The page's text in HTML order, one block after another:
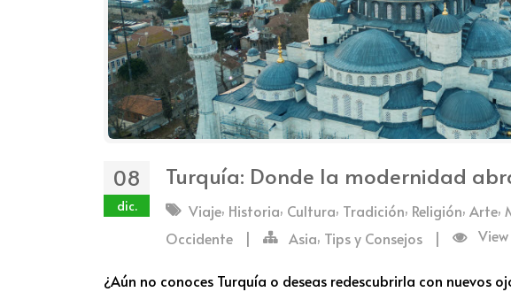
08
dic.
Turquía: Donde la modernidad
Viaje, Historia, Cultura, Tradición, Religión, Arte,
Occidente
| Asia, Tips y Consejos |
¿Aún no conoces Turquía o deseas redescubrirla con nuevos